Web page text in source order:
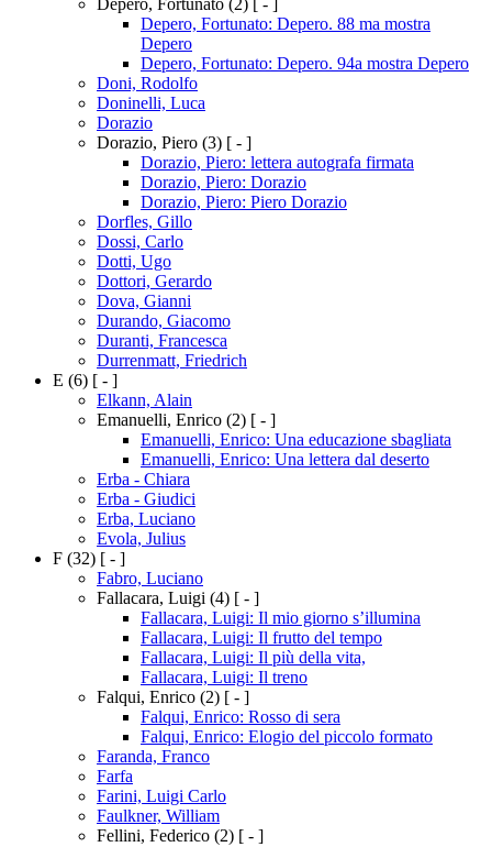
Depero, Fortunato (2) [ - ]
Depero, Fortunato: Depero. 88 ma mostra
Depero
Depero, Fortunato: Depero. 94a mostra Depero
Doni, Rodolfo
Doninelli, Luca
Dorazio
Dorazio, Piero (3) [ - ]
Dorazio, Piero: lettera autografa firmata
Dorazio, Piero: Dorazio
Dorazio, Piero: Piero Dorazio
Dorfles, Gillo
Dossi, Carlo
Dotti, Ugo
Dottori, Gerardo
Dova, Gianni
Durando, Giacomo
Duranti, Francesca
Durrenmatt, Friedrich
E (6) [ - ]
Elkann, Alain
Emanuelli, Enrico (2) [ - ]
Emanuelli, Enrico: Una educazione sbagliata
Emanuelli, Enrico: Una lettera dal deserto
Erba - Chiara
Erba - Giudici
Erba, Luciano
Evola, Julius
F (32) [ - ]
Fabro, Luciano
Fallacara, Luigi (4) [ - ]
Fallacara, Luigi: Il mio giorno s’illumina
Fallacara, Luigi: Il frutto del tempo
Fallacara, Luigi: Il più della vita,
Fallacara, Luigi: Il treno
Falqui, Enrico (2) [ - ]
Falqui, Enrico: Rosso di sera
Falqui, Enrico: Elogio del piccolo formato
Faranda, Franco
Farfa
Farini, Luigi Carlo
Faulkner, William
Fellini, Federico (2) [ - ]